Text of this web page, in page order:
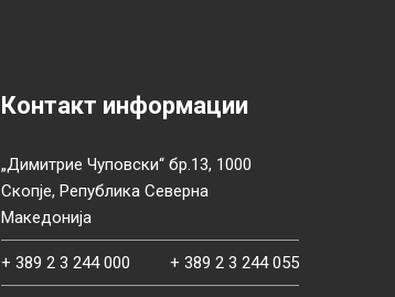
Контакт информации
„Димитрие Чуповски“ бр.13, 1000
Скопје, Република Северна
Македонија
+ 389 2 3 244 000 + 389 2 3 244 055